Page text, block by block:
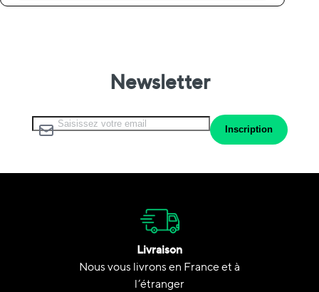
Newsletter
Inscription à notre lettre d’information :
Inscription
Livraison
Nous vous livrons en France et à
l’étranger